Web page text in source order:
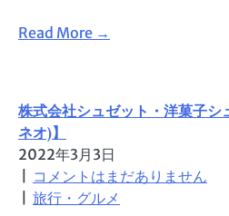
Read More →
株式会社シュゼット・洋菓子シ
ネオ)】
2022年3月3日
コメントはまだありません
旅行・グルメ